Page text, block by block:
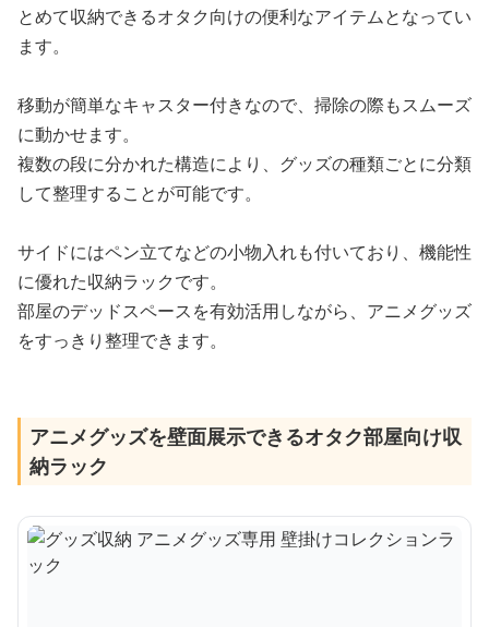
とめて収納できるオタク向けの便利なアイテムとなってい
ます。
移動が簡単なキャスター付きなので、掃除の際もスムーズ
に動かせます。
複数の段に分かれた構造により、グッズの種類ごとに分類
して整理することが可能です。
サイドにはペン立てなどの小物入れも付いており、機能性
に優れた収納ラックです。
部屋のデッドスペースを有効活用しながら、アニメグッズ
をすっきり整理できます。
アニメグッズを壁面展示できるオタク部屋向け収
納ラック